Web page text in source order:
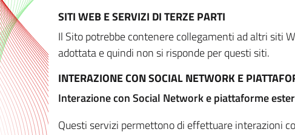
SITI WEB E SERVIZI DI TERZE PARTI
Il Sito potrebbe contenere collegamenti ad altri siti
adottata e quindi non si risponde per questi siti.
INTERAZIONE CON SOCIAL NETWORK E
Interazione con Social Network e piattaforme
Questi servizi permettono di effettuare interazioni